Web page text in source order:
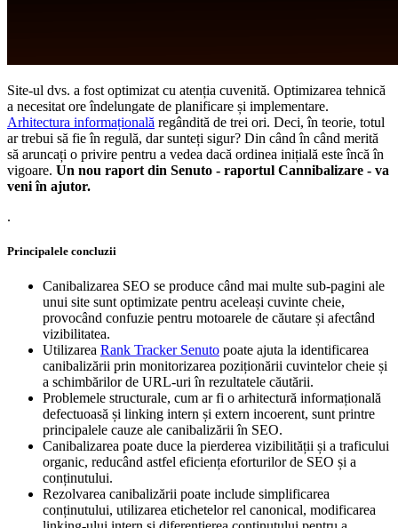
Site-ul dvs. a fost optimizat cu atenția cuvenită. Optimizarea tehnică
a necesitat ore îndelungate de planificare și implementare.
Arhitectura informațională regândită de trei ori. Deci, în teorie, totul
ar trebui să fie în regulă, dar sunteți sigur? Din când în când merită
să aruncați o privire pentru a vedea dacă ordinea inițială este încă în
vigoare. Un nou raport din Senuto - raportul Cannibalizare - va
veni în ajutor.
.
Principalele concluzii
Canibalizarea SEO se produce când mai multe sub-pagini ale
unui site sunt optimizate pentru aceleași cuvinte cheie,
provocând confuzie pentru motoarele de căutare și afectând
vizibilitatea.
Utilizarea Rank Tracker Senuto poate ajuta la identificarea
canibalizării prin monitorizarea poziționării cuvintelor cheie și
a schimbărilor de URL-uri în rezultatele căutării.
Problemele structurale, cum ar fi o arhitectură informațională
defectuoasă și linking intern și extern incoerent, sunt printre
principalele cauze ale canibalizării în SEO.
Canibalizarea poate duce la pierderea vizibilității și a traficului
organic, reducând astfel eficiența eforturilor de SEO și a
conținutului.
Rezolvarea canibalizării poate include simplificarea
conținutului, utilizarea etichetelor rel canonical, modificarea